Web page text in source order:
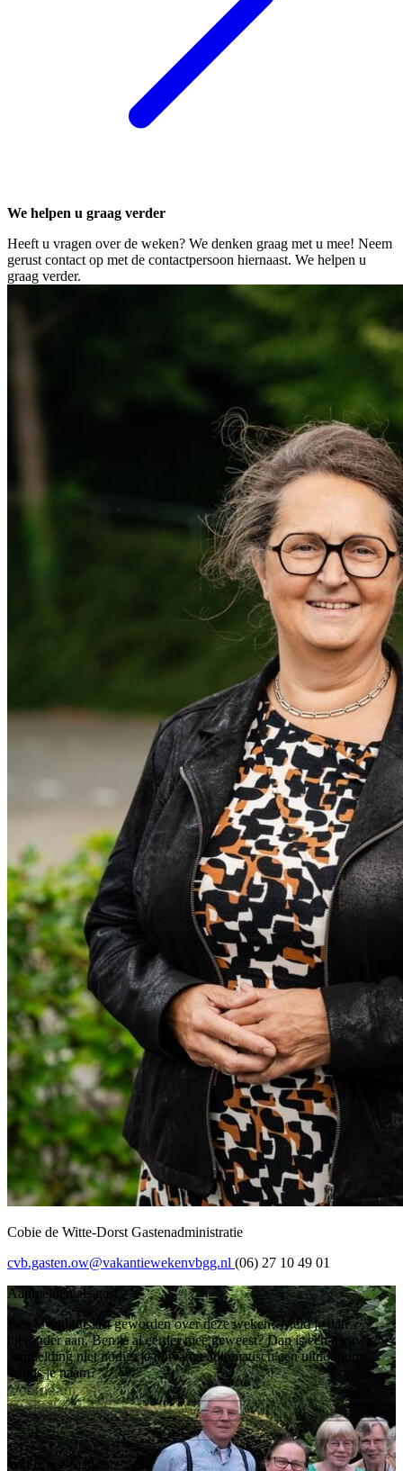
We helpen u graag verder
Heeft u vragen over de weken? We denken graag met u mee! Neem
gerust contact op met de contactpersoon hiernaast. We helpen u
graag verder.
Cobie de Witte-Dorst Gastenadministratie
cvb.gasten.ow@vakantiewekenvbgg.nl (06) 27 10 49 01
Aanmelden als gast
Ben je enthousiast geworden over deze weken? Meld je dan
hieronder aan. Ben je al eerder mee geweest? Dan is een nieuwe
aanmelding niet nodig; je ontvangt automatisch een uitnodiging.
Wat is je naam?
Voornaam
Tussenvoegsel
Achternaam
Wat is je e-mail?